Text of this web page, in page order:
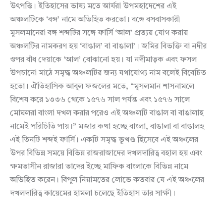
উৎপত্তি। ইতিহাসের ভাষ্য মতে আর্যরা উপমহাদেশের এই
অঞ্চলটিকে ‘বঙ্গ’ নামে অভিহিত করতো। বঙ্গে বসবাসকারী
মুসলমানেরা বঙ্গ শব্দটির সঙ্গে ফার্সি ‘আল’ প্রত্যয় যোগ করায়
অঞ্চলটির নামকরণ হয় ‘বাঙাল’ বা বাঙালা’। জমির বিভক্তি বা নদীর
ওপর বাঁধ দেয়াকে ‘আল’ বোঝানো হয়। যা নদীমাতৃক এবং ফসল
উপচানো মাঠে সমৃদ্ধ অঞ্চলটির জন্য যথাযোগ্য নাম বলেই বিবেচিত
হতো। ঐতিহাসিক আবুল ফজলের মতে, “মুসলমান শাসনামলে
বিশেষ করে ১৩৩৬ থেকে ১৫৭৬ সাল পর্যন্ত এবং ১৫৭৬ সালে
মোঘলরা বাংলা দখল করার পরেও এই অঞ্চলটি বাঙাল বা বাঙালাহ
নামেই পরিচিতি পায়।” মজার কথা হচ্ছে বাংলা, বাঙালা বা বাঙালহ
এই তিনটি শব্দই ফার্সি। একটি সমৃদ্ধ ভূখণ্ড হিসেবে এই অঞ্চলের
উপর বিভিন্ন সময়ে বিভিন্ন রাজরাজাদের দখলদারিত্ব বহাল হয় এবং
ক্ষমতাসীন রাজারা তাদের ইচ্ছে মাফিক বাংলাকে বিভিন্ন নামে
অভিহিত করেন। বিপুল নিয়ামতের লোভে কতবার যে এই অঞ্চলের
দখলদারিত্ব কায়েমের হামলা চলেছে ইতিহাস তার সাক্ষী।